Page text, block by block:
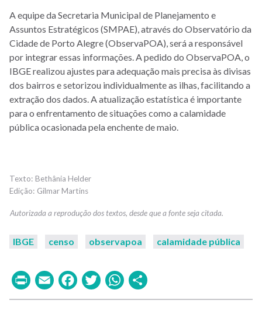
A equipe da Secretaria Municipal de Planejamento e
Assuntos Estratégicos (SMPAE), através do Observatório da
Cidade de Porto Alegre (ObservaPOA), será a responsável
por integrar essas informações. A pedido do ObservaPOA, o
IBGE realizou ajustes para adequação mais precisa às divisas
dos bairros e setorizou individualmente as ilhas, facilitando a
extração dos dados. A atualização estatística é importante
para o enfrentamento de situações como a calamidade
pública ocasionada pela enchente de maio.
Bethânia Helder
Gilmar Martins
IBGE censo observapoa calamidade pública
PrintEmailFacebook
TwitterWhatsApp